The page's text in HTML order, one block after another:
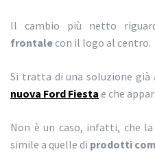
Il cambio più netto
frontalecon il logo al centro.
Si tratta di una soluzione già
nuova Ford Fiesta e che
Non è un caso, infatti, che
simile a quelle di prodotti